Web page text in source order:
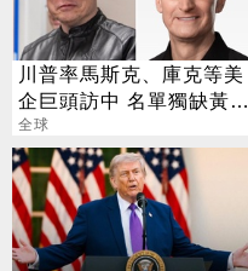
川普率馬斯克、庫克等美
企巨頭訪中 名單獨缺黃仁
勳
全球